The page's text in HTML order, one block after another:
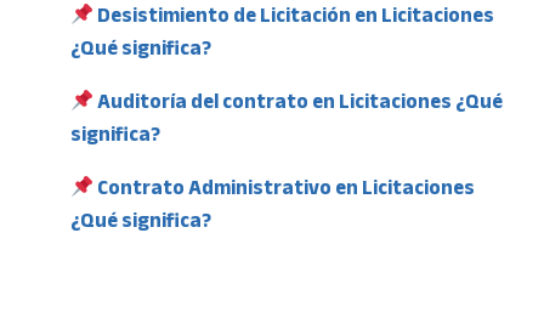
Desistimiento de Licitación en Licitaciones
¿Qué significa?
Auditoría del contrato en Licitaciones ¿Qué
significa?
Contrato Administrativo en Licitaciones
¿Qué significa?